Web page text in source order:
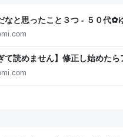
なと思ったこと３つ - ５０代✿
て読めません】修正し始めた